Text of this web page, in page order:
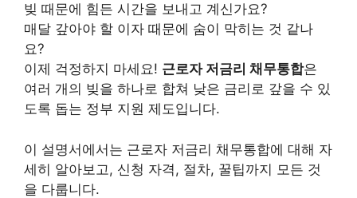
빚 때문에 힘든 시간을 보내고 계신가요?
매달 갚아야 할 이자 때문에 숨이 막히는 것 같나
요?
이제 걱정하지 마세요! 근로자 저금리 채무통합은
여러 개의 빚을 하나로 합쳐 낮은 금리로 갚을 수 있
도록 돕는 정부 지원 제도입니다.
이 설명서에서는 근로자 저금리 채무통합에 대해 자
세히 알아보고, 신청 자격, 절차, 꿀팁까지 모든 것
을 다룹니다.